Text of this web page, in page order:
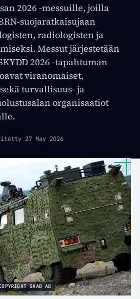
2026 -messuille, joilla
suojaratkaisujaan
radiologisten ja
Messut järjestetään
2026 -tapahtuman
viranomaiset,
turvallisuus- ja
organisaatiot
27 May 2026
SAAB AB